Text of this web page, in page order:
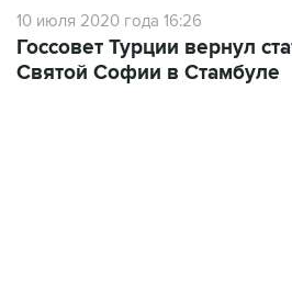
Святой Софии в Стамбуле